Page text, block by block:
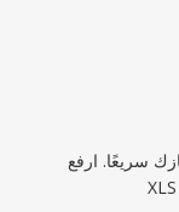
سريعًا. ارفع